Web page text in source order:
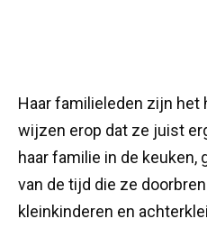
Haar familieleden zijn het
wijzen erop dat ze juist
haar familie in de keuken,
van de tijd die ze
kleinkinderen en